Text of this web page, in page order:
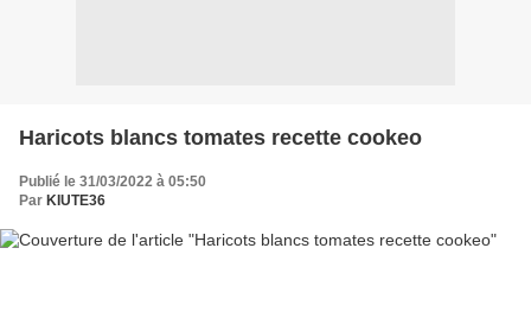
Haricots blancs tomates recette cookeo
Publié le 31/03/2022 à 05:50
Par KIUTE36